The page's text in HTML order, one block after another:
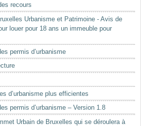
recours
Urbanisme et Patrimoine - Avis de
louer pour 18 ans un immeuble pour
permis d’urbanisme
d’urbanisme plus efficientes
permis d’urbanisme – Version 1.8
Urbain de Bruxelles qui se déroulera à